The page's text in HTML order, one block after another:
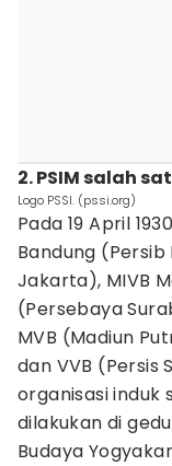
2. PSIM salah
Logo PSSI. (pssi.org)
Pada 19 April
Bandung
Jakarta), MIVB
(Persebaya
MVB (Madiun
dan VVB (Persis
organisasi induk
dilakukan di
Budaya